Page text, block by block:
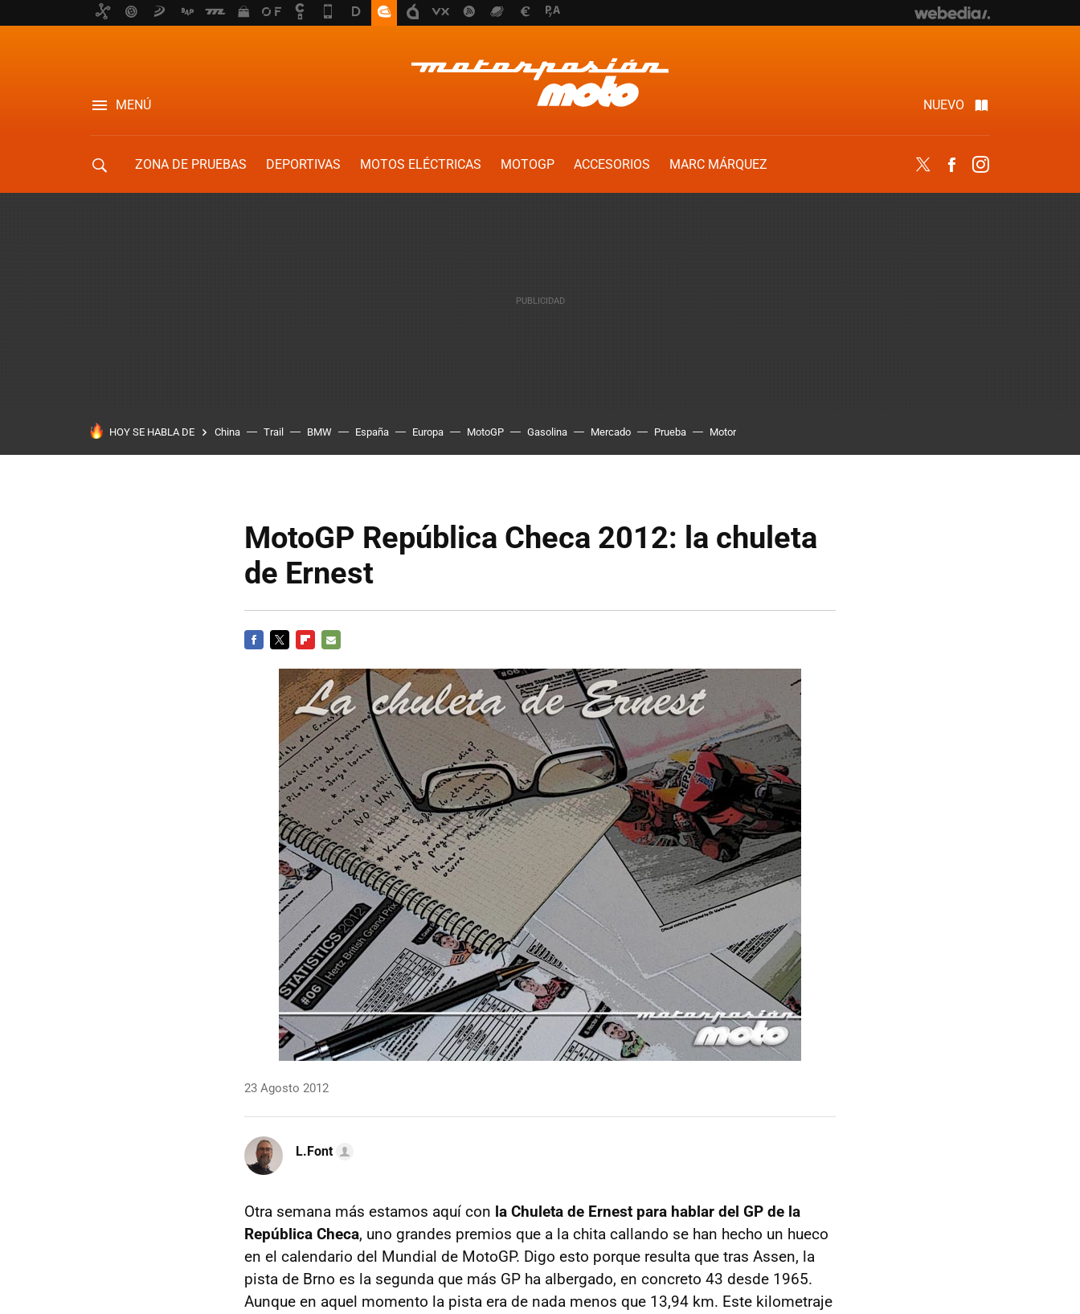
MENÚ NUEVO
ZONA DE PRUEBAS DEPORTIVAS MOTOS ELÉCTRICAS MOTOGP ACCESORIOS
MARC MÁRQUEZ
Twitter Facebook
HOY SE HABLA DE China Trail BMW España Europa MotoGP Gasolina Mercado Prueba Motor
MotoGP República Checa 2012: la chuleta
de Ernest
MAIL
23 Agosto 2012
L.Font
Otra semana más estamos aquí con la Chuleta de Ernest para hablar del GP de la
República Checa, uno grandes premios que a la chita callando se han hecho un hueco
en el calendario del Mundial de MotoGP. Digo esto porque resulta que tras Assen, la
pista de Brno es la segunda que más GP ha albergado, en concreto 43 desde 1965.
Aunque en aquel momento la pista era de nada menos que 13,94 km. Este kilometraje